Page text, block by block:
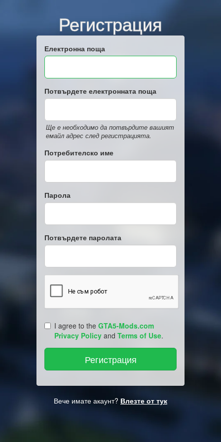
Регистрация
Електронна поща
Потвърдете електронната поща
Ще е необходимо да потвърдите вашият
емайл адрес след регистрацията.
Потребителско име
Парола
Потвърдете паролата
I agree to the GTA5-Mods.com
Privacy Policy and Terms of Use.
Вече имате акаунт? Влезте от тук